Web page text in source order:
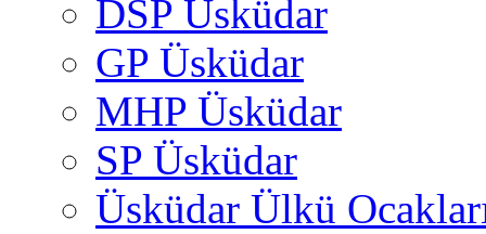
DSP Üsküdar
GP Üsküdar
MHP Üsküdar
SP Üsküdar
Üsküdar Ülkü